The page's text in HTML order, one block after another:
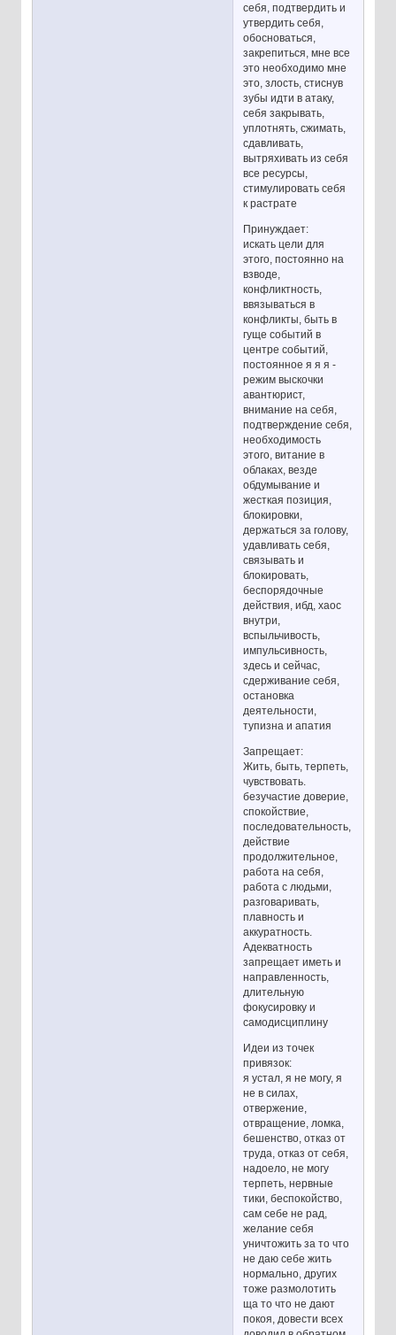
себя, подтвердить и
утвердить себя,
обосноваться,
закрепиться, мне все
это необходимо мне
это, злость, стиснув
зубы идти в атаку,
себя закрывать,
уплотнять, сжимать,
сдавливать,
вытряхивать из себя
все ресурсы,
стимулировать себя
к растрате
Принуждает:
искать цели для
этого, постоянно на
взводе,
конфликтность,
ввязываться в
конфликты, быть в
гуще событий в
центре событий,
постоянное я я я -
режим выскочки
авантюрист,
внимание на себя,
подтверждение себя,
необходимость
этого, витание в
облаках, везде
обдумывание и
жесткая позиция,
блокировки,
держаться за голову,
удавливать себя,
связывать и
блокировать,
беспорядочные
действия, ибд, хаос
внутри,
вспыльчивость,
импульсивность,
здесь и сейчас,
сдерживание себя,
остановка
деятельности,
тупизна и апатия
Запрещает:
Жить, быть, терпеть,
чувствовать.
безучастие доверие,
спокойствие,
последовательность,
действие
продолжительное,
работа на себя,
работа с людьми,
разговаривать,
плавность и
аккуратность.
Адекватность
запрещает иметь и
направленность,
длительную
фокусировку и
самодисциплину
Идеи из точек
привязок:
я устал, я не могу, я
не в силах,
отвержение,
отвращение, ломка,
бешенство, отказ от
труда, отказ от себя,
надоело, не могу
терпеть, нервные
тики, беспокойство,
сам себе не рад,
желание себя
уничтожить за то что
не даю себе жить
нормально, других
тоже размолотить
ща то что не дают
покоя, довести всех